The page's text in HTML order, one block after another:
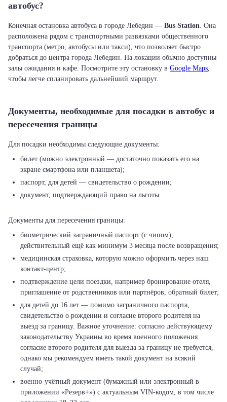
автобус?
Конечная остановка автобуса в городе Лебедин — Bus Station. Она
расположена рядом с транспортными развязками общественного
транспорта (метро, автобусы или такси), что позволяет быстро
добраться до центра города Лебедин. На локации обычно доступны
залы ожидания и кафе. Посмотрите эту остановку в Google Maps,
чтобы легче спланировать дальнейший маршрут.
Документы, необходимые для посадки в автобус и
пересечения границы
билет (можно электронный — достаточно показать его на
экране смартфона или планшета);
паспорт, для детей — свидетельство о рождении;
документ, подтверждающий право на льготы.
биометрический заграничный паспорт (с чипом),
действительный ещё как минимум 3 месяца после возвращения;
медицинская страховка, которую можно оформить через наш
контакт-центр;
подтверждение цели поездки, например бронирование отеля,
приглашение от родственников или партнёров, обратный билет;
для детей до 16 лет — помимо заграничного паспорта,
свидетельство о рождении и согласие второго родителя на
выезд за границу. Важное уточнение: согласно действующему
законодательству Украины во время военного положения
согласие второго родителя для выезда за границу не требуется,
однако мы рекомендуем иметь такой документ на всякий
случай;
военно-учётный документ (бумажный или электронный в
приложении «Резерв+») с актуальным VIN-кодом, в том числе